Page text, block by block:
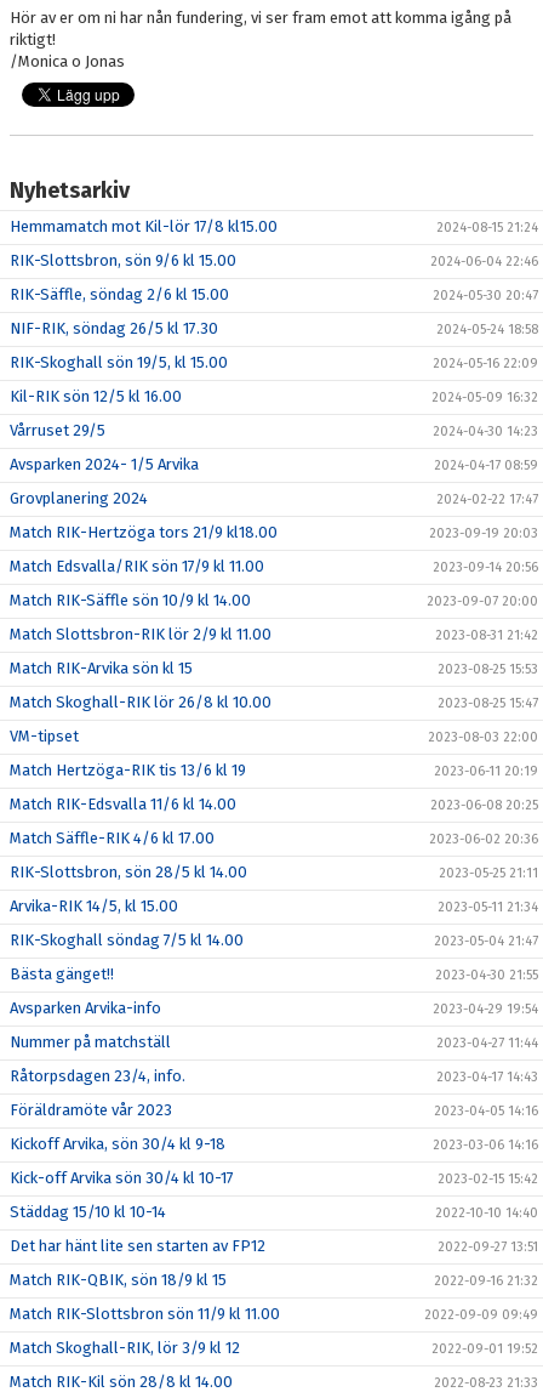
Hör av er om ni har nån fundering, vi ser fram emot att komma igång på
riktigt!
/Monica o Jonas
Nyhetsarkiv
Hemmamatch mot Kil-lör 17/8 kl15.00 2024-08-15 21:24
RIK-Slottsbron, sön 9/6 kl 15.00 2024-06-04 22:46
RIK-Säffle, söndag 2/6 kl 15.00 2024-05-30 20:47
NIF-RIK, söndag 26/5 kl 17.30 2024-05-24 18:58
RIK-Skoghall sön 19/5, kl 15.00 2024-05-16 22:09
Kil-RIK sön 12/5 kl 16.00 2024-05-09 16:32
Vårruset 29/5 2024-04-30 14:23
Avsparken 2024- 1/5 Arvika 2024-04-17 08:59
Grovplanering 2024 2024-02-22 17:47
Match RIK-Hertzöga tors 21/9 kl18.00 2023-09-19 20:03
Match Edsvalla/RIK sön 17/9 kl 11.00 2023-09-14 20:56
Match RIK-Säffle sön 10/9 kl 14.00 2023-09-07 20:00
Match Slottsbron-RIK lör 2/9 kl 11.00 2023-08-31 21:42
Match RIK-Arvika sön kl 15 2023-08-25 15:53
Match Skoghall-RIK lör 26/8 kl 10.00 2023-08-25 15:47
VM-tipset 2023-08-03 22:00
Match Hertzöga-RIK tis 13/6 kl 19 2023-06-11 20:19
Match RIK-Edsvalla 11/6 kl 14.00 2023-06-08 20:25
Match Säffle-RIK 4/6 kl 17.00 2023-06-02 20:36
RIK-Slottsbron, sön 28/5 kl 14.00 2023-05-25 21:11
Arvika-RIK 14/5, kl 15.00 2023-05-11 21:34
RIK-Skoghall söndag 7/5 kl 14.00 2023-05-04 21:47
Bästa gänget!! 2023-04-30 21:55
Avsparken Arvika-info 2023-04-29 19:54
Nummer på matchställ 2023-04-27 11:44
Råtorpsdagen 23/4, info. 2023-04-17 14:43
Föräldramöte vår 2023 2023-04-05 14:16
Kickoff Arvika, sön 30/4 kl 9-18 2023-03-06 14:16
Kick-off Arvika sön 30/4 kl 10-17 2023-02-15 15:42
Städdag 15/10 kl 10-14 2022-10-10 14:40
Det har hänt lite sen starten av FP12 2022-09-27 13:51
Match RIK-QBIK, sön 18/9 kl 15 2022-09-16 21:32
Match RIK-Slottsbron sön 11/9 kl 11.00 2022-09-09 09:49
Match Skoghall-RIK, lör 3/9 kl 12 2022-09-01 19:52
Match RIK-Kil sön 28/8 kl 14.00 2022-08-23 21:33